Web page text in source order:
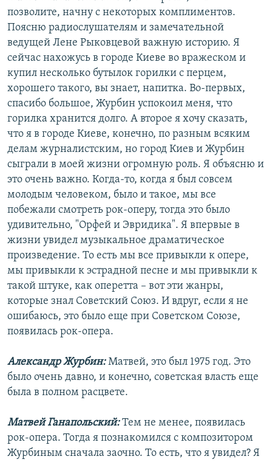
позволите, начну с некоторых комплиментов.
Поясню радиослушателям и замечательной
ведущей Лене Рыковцевой важную историю. Я
сейчас нахожусь в городе Киеве во вражеском и
купил несколько бутылок горилки с перцем,
хорошего такого, вы знает, напитка. Во-первых,
спасибо большое, Журбин успокоил меня, что
горилка хранится долго. А второе я хочу сказать,
что я в городе Киеве, конечно, по разным всяким
делам журналистским, но город Киев и Журбин
сыграли в моей жизни огромную роль. Я объясню и
это очень важно. Когда-то, когда я был совсем
молодым человеком, было и такое, мы все
побежали смотреть рок-оперу, тогда это было
удивительно, "Орфей и Эвридика". Я впервые в
жизни увидел музыкальное драматическое
произведение. То есть мы все привыкли к опере,
мы привыкли к эстрадной песне и мы привыкли к
такой штуке, как оперетта – вот эти жанры,
которые знал Советский Союз. И вдруг, если я не
ошибаюсь, это было еще при Советском Союзе,
появилась рок-опера.
Александр Журбин:Матвей, это был 1975 год. Это
было очень давно, и конечно, советская власть еще
была в полном расцвете.
Матвей Ганапольский:Тем не менее, появилась
рок-опера. Тогда я познакомился с композитором
Журбиным сначала заочно. То есть, что я увидел? Я